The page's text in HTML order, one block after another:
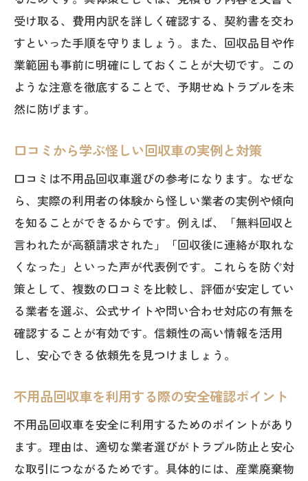
受け取る、費用内訳を詳しく確認する、契約書を交わ
すといった手順を守りましょう。また、回収品目や作
業範囲も事前に明確にしておくことが大切です。この
ような注意を徹底することで、予期せぬトラブルを未
然に防げます。
口コミから学ぶ怪しい回収車の実例と対策
口コミは不用品回収車選びの参考になります。なぜな
ら、実際の利用者の体験から怪しい業者の実例や傾向
を知ることができるからです。例えば、「無料回収と
言われたが高額請求された」「回収後に連絡が取れな
くなった」といった声が代表例です。これらを防ぐ対
策として、複数の口コミを比較し、評価が安定してい
る業者を選ぶ、公式サイトや問い合わせ対応の有無を
確認することが有効です。信頼性の高い情報を活用
し、安心できる依頼先を見つけましょう。
不用品回収車を利用する際の安全確認ポイント
不用品回収車を安全に利用するためのポイントがあり
ます。理由は、適切な業者選びがトラブル防止と安心
な取引につながるためです。具体的には、産業廃棄物